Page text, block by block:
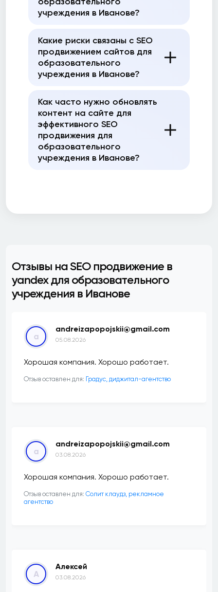
учреждения в Иванове?
Какие риски связаны с SEO
продвижением сайтов для
образовательного
учреждения в Иванове?
Как часто нужно обновлять
контент на сайте для
эффективного SEO
продвижения для
образовательного
учреждения в Иванове?
Отзывы на SEO продвижение в
yandex для образовательного
учреждения в Иванове
a
andreizapopojskii@gmail.com
05.08.2026
Хорошая компания. Хорошо работает.
Отзыв оставлен для: ​Градус, диджитал-агентство
a
andreizapopojskii@gmail.com
03.08.2026
Хорошая компания. Хорошо работает.
Отзыв оставлен для: Солит клаудз, рекламное
агентство
А
Алексей
03.08.2026